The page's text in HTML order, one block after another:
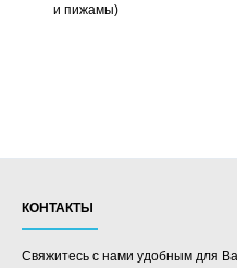
и пижамы)
КОНТАКТЫ
Свяжитесь с нами удобным для